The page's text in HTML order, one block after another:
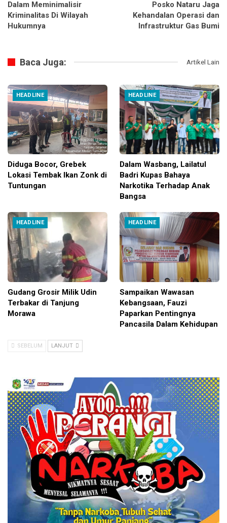
Dalam Meminimalisir
Kriminalitas Di Wilayah
Hukumnya
Posko Nataru Jaga
Kehandalan Operasi dan
Infrastruktur Gas Bumi
Baca Juga: Artikel Lain
HEADLINE
Diduga Bocor, Grebek
Lokasi Tembak Ikan Zonk di
Tuntungan
HEADLINE
Dalam Wasbang, Lailatul
Badri Kupas Bahaya
Narkotika Terhadap Anak
Bangsa
HEADLINE
Gudang Grosir Milik Udin
Terbakar di Tanjung
Morawa
HEADLINE
Sampaikan Wawasan
Kebangsaan, Fauzi
Paparkan Pentingnya
Pancasila Dalam Kehidupan
SEBELUM LANJUT